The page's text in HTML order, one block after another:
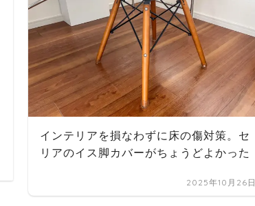
インテリアを損なわずに床の傷対策。セ
リアのイス脚カバーがちょうどよかった
2025年10月26日